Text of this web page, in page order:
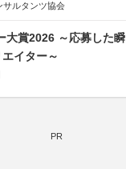
サルタンツ協会
大賞2026 ～応募した瞬
イター～
PR